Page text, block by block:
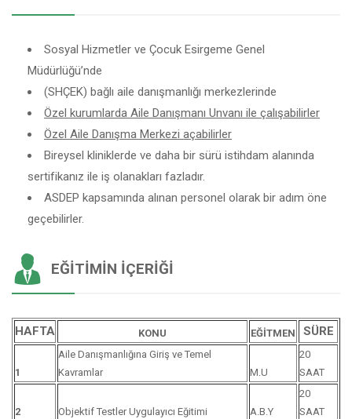
Sosyal Hizmetler ve Çocuk Esirgeme Genel
Müdürlüğü’nde
(SHÇEK) bağlı aile danışmanlığı merkezlerinde
Özel kurumlarda Aile Danışmanı Unvanı ile çalışabilirler
Özel Aile Danışma Merkezi açabilirler
Bireysel kliniklerde ve daha bir sürü istihdam alanında
sertifikanız ile iş olanakları fazladır.
ASDEP kapsamında alınan personel olarak bir adım öne
geçebilirler.
EĞITIMIN İÇERIĞI
HAFTA KONU EĞİTMEN SÜRE
1
Aile Danışmanlığına Giriş ve Temel
Kavramlar
M.U
20
SAAT
2 Objektif Testler Uygulayıcı Eğitimi A.B.Y
20
SAAT